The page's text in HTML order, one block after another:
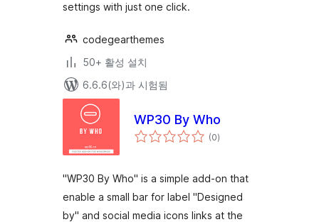
settings with just one click.
codegearthemes
50+ 활성 설치
6.6.6(와)과 시험됨
WP30 By Who
(0전
체)
"WP30 By Who" is a simple add-on that
enable a small bar for label "Designed
by" and social media icons links at the